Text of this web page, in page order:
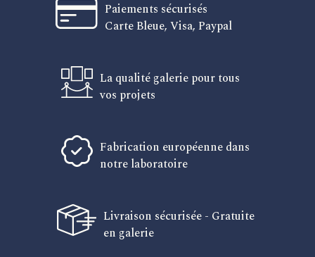
Paiements sécurisés
Carte Bleue, Visa, Paypal
La qualité galerie pour tous
vos projets
Fabrication européenne dans
notre laboratoire
Livraison sécurisée - Gratuite
en galerie